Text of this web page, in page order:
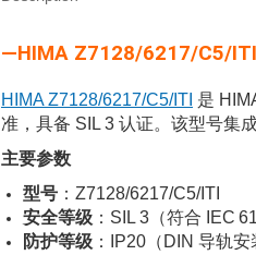
—HIMA Z7128/6217/C5/
HIMA Z7128/6217/C5/ITI 是
准，具备 SIL 3 认证。该型号集
主要参数
型号 ：Z7128/6217/C5/ITI
安全等级 ：SIL 3（符合 IEC
防护等级 ：IP20（DIN 导轨安